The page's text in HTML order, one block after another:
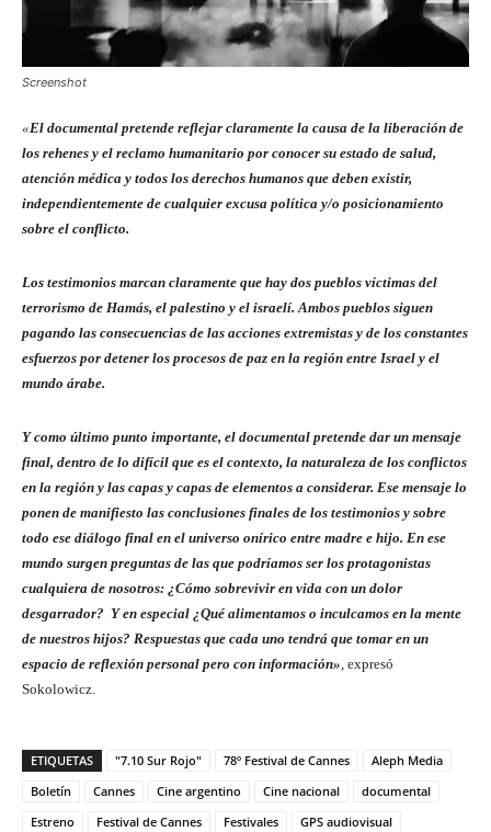
Screenshot
«El documental pretende reflejar claramente la causa de la liberación de
los rehenes y el reclamo humanitario por conocer su estado de salud,
atención médica y todos los derechos humanos que deben existir,
independientemente de cualquier excusa política y/o posicionamiento
sobre el conflicto.
Los testimonios marcan claramente que hay dos pueblos víctimas del
terrorismo de Hamás, el palestino y el israelí. Ambos pueblos siguen
pagando las consecuencias de las acciones extremistas y de los constantes
esfuerzos por detener los procesos de paz en la región entre Israel y el
mundo árabe.
Y como último punto importante, el documental pretende dar un mensaje
final, dentro de lo difícil que es el contexto, la naturaleza de los conflictos
en la región y las capas y capas de elementos a considerar. Ese mensaje lo
ponen de manifiesto las conclusiones finales de los testimonios y sobre
todo ese diálogo final en el universo onírico entre madre e hijo. En ese
mundo surgen preguntas de las que podríamos ser los protagonistas
cualquiera de nosotros: ¿Cómo sobrevivir en vida con un dolor
desgarrador? Y en especial ¿Qué alimentamos o inculcamos en la mente
de nuestros hijos? Respuestas que cada uno tendrá que tomar en un
espacio de reflexión personal pero con información», expresó
Sokolowicz.
ETIQUETAS "7.10 Sur Rojo" 78º Festival de Cannes
Aleph Media
Boletín
Cannes Cine argentino Cine nacional
documental
Estreno
Festival de Cannes Festivales
GPS audiovisual